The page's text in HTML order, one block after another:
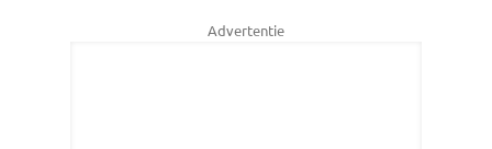
Advertentie